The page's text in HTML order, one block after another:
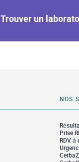
Trouver un
NOS
Prise
RDV à